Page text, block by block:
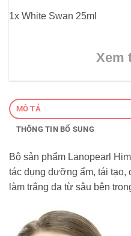
1x White Swan 25ml
Xem
MÔ TẢ
THÔNG TIN BỔ SUNG
Bộ sản phẩm Lanopearl
tác dụng dưỡng ẩm, tái tạo,
làm trắng da từ sâu bên